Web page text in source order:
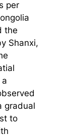
per
the
Shanxi,
gradual
to